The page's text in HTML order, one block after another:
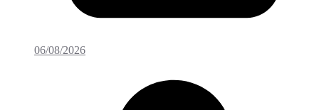
06/08/2026